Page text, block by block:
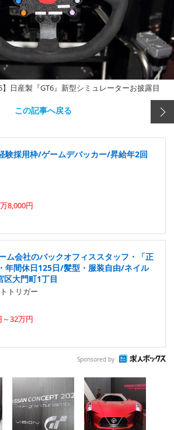
】日産製『GT6』新型シミュレーターお披露目
この記事へ戻る
験採用枠/ゲームデバッカー/昇給年2回
8,000円
ム会社のバックオフィススタッフ・「正
年間休日125日/髪型・服装自由/ネイル
区大門町1丁目
トリガー
～32万円
Sponsored by